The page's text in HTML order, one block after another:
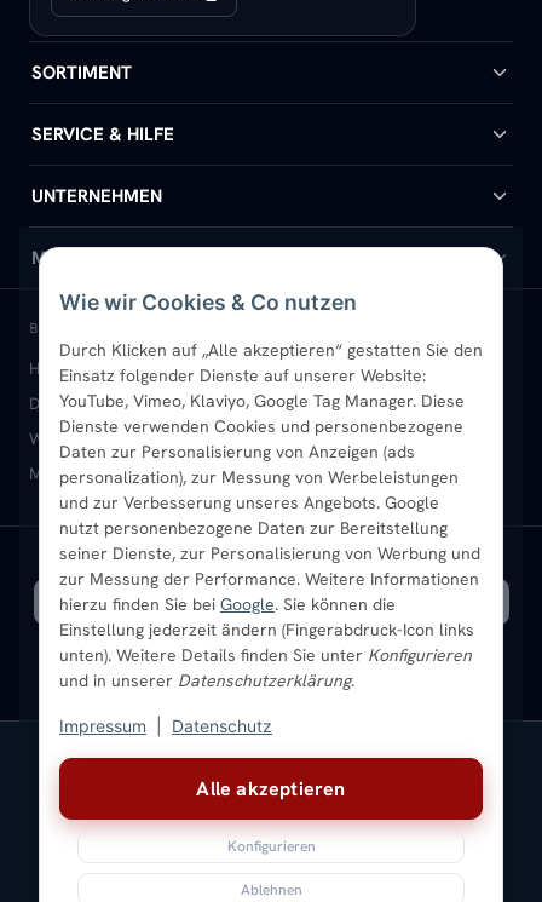
Alle akzeptieren
Konfigurieren
Ablehnen
Wie wir Cookies & Co nutzen
Durch Klicken auf „Alle akzeptieren“ gestatten Sie den
Einsatz folgender Dienste auf unserer Website:
YouTube, Vimeo, Klaviyo, Google Tag Manager. Diese
Dienste verwenden Cookies und personenbezogene
Daten zur Personalisierung von Anzeigen (ads
personalization), zur Messung von Werbeleistungen
und zur Verbesserung unseres Angebots. Google
nutzt personenbezogene Daten zur Bereitstellung
seiner Dienste, zur Personalisierung von Werbung und
zur Messung der Performance. Weitere Informationen
hierzu finden Sie bei Google. Sie können die
Einstellung jederzeit ändern (Fingerabdruck-Icon links
unten). Weitere Details finden Sie unter Konfigurieren
und in unserer Datenschutzerklärung.
Impressum Datenschutz
SORTIMENT
Badheizkörper
Handtuchheizkörper
Design-Heizkörper
Paneelheizkörper
Vertikal-Heizkörper
Heizkörper-Zubehör
SERVICE & HILFE
Hilfe & Kontakt
Versand & Lieferung
Rückgabe & Widerruf
Garantie & Gewährleistung
Montageservice vor Ort
Sendung verfolgen
UNTERNEHMEN
Wir über uns
Standort & Abholung Jüchen
B2B-Kunden
Karriere
Ratgeber
Bestpreisgarantie
MEIN KONTO
Anmelden / Mein Konto
Merkliste
Newsletter
Aktuelle Angebote
BELIEBTE KATEGORIEN
Heizkörper kaufenBadheizkörperHandtuchheizkörper
Design-HeizkörperPaneelheizkörperVertikal-Heizkörper
Wandheizkörper Wohnraum-Heizkörper Badheizkörper Schwarz
Mischbetrieb-HeizkörperHeizkörper-ZubehörAktuelle Angebote
VERSAND MIT
* Alle Preise inkl. gesetzlicher USt. |Kostenloser Versand
Impressum AGBWiderrufsbelehrung
Versandkosten
BatteriegesetzSitemap